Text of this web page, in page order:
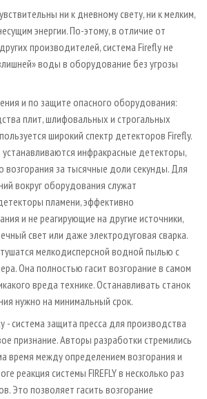
ни к дневному свету, ни к мелким,
энергии. По­-этому, в отличие от
производителей, система Firefly не
воды в оборудование без угрозы
и по защите опасного оборудования:
плит, шлифовальных и строгальных
широкий спектр детекторов Firefly.
инфракрасные детекторы,
за тысячные доли секунды. Для
вокруг оборудования служат
пламени, эффективно
и не реагирующие на другие источники,
свет или даже электродуговая сварка.
мелкодисперсной водной пылью с
Она полностью гасит возгорание в самом
вреда технике. Останавливать станок
нужно на минимальный срок.
- система защита пресса для производства
признание. Авторы разработки стремились
время между определением возгорания и
реакция системы FIREFLY в несколько раз
Это позволяет гасить возгорание